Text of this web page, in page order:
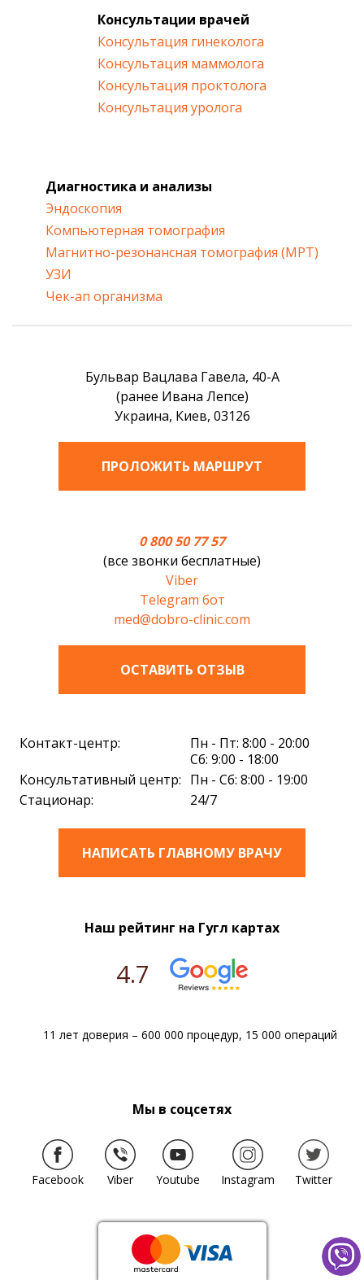
Консультации врачей
Консультация гинеколога
Консультация маммолога
Консультация проктолога
Консультация уролога
Диагностика и анализы
Эндоскопия
Компьютерная томография
Магнитно-резонансная томография (МРТ)
УЗИ
Чек-ап организма
Бульвар Вацлава Гавела, 40-А
(ранее Ивана Лепсе)
Украина, Киев, 03126
ПРОЛОЖИТЬ МАРШРУТ
0 800 50 77 57
(все звонки бесплатные)
Viber
Telegram бот
med@dobro-clinic.com
ОСТАВИТЬ ОТЗЫВ
Контакт-центр:
Пн - Пт: 8:00 - 20:00
Сб: 9:00 - 18:00
Консультативный центр: Пн - Сб: 8:00 - 19:00
Стационар:
24/7
НАПИСАТЬ ГЛАВНОМУ ВРАЧУ
Наш рейтинг на Гугл картах
4.7
11 лет доверия – 600 000 процедур, 15 000 операций
Мы в соцсетях
Facebook Viber Youtube Instagram Twitter